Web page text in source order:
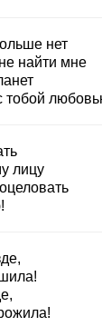
нет
найти мне
тобой
лицу